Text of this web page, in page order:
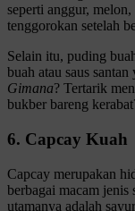
seperti anggur,
tenggorokan setelah
Selain itu, puding
buah atau saus
Gimana? Tertarik
bukber bareng
6. Capcay Kuah
Capcay merupakan
berbagai macam jenis
utamanya adalah